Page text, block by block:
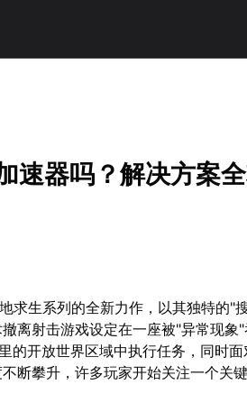
速器吗？解决方案
求生系列的全新力作，以其独特的"
离射击游戏设定在一座被"异常现象
的开放世界区域中执行任务，同时
断攀升，许多玩家开始关注一个关